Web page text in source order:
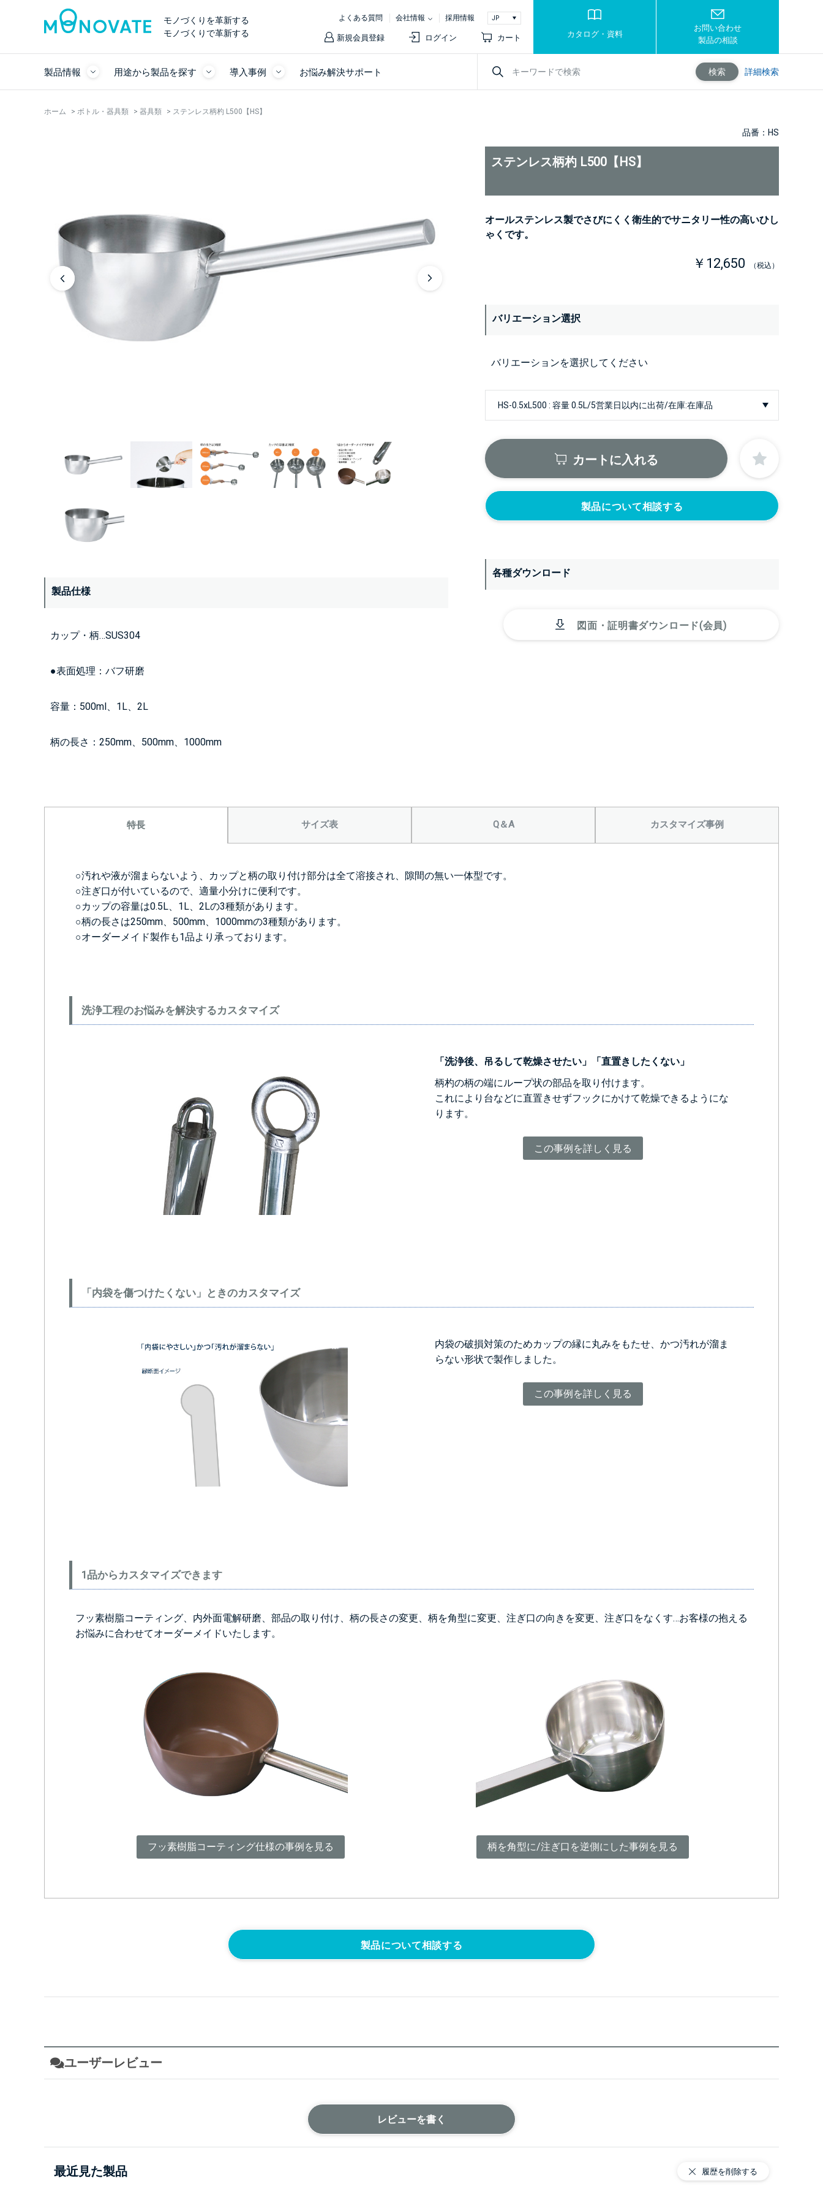
モノづくりを革新する
モノづくりで革新する
よくある質問 会社情報 採用情報
新規会員登録 ログイン カート カタログ・資料
お問い合わせ
製品の相談
製品情報 用途から製品を探す 導入事例 お悩み解決サポート 検索 詳細検索
ホーム > ボトル・器具類 > 器具類 > ステンレス柄杓 L500【HS】
製品仕様
カップ・柄…SUS304
●表面処理：バフ研磨
容量：500ml、1L、2L
柄の長さ：250mm、500mm、1000mm
品番：HS
ステンレス柄杓 L500【HS】
オールステンレス製でさびにくく衛生的でサニタリー性の高いひし
ゃくです。
￥12,650 （税込）
バリエーション選択
バリエーションを選択してください
カートに入れる
製品について相談する
各種ダウンロード
図面・証明書ダウンロード(会員)
特長 サイズ表 Q＆A カスタマイズ事例
○汚れや液が溜まらないよう、カップと柄の取り付け部分は全て溶接され、隙間の無い一体型です。
○注ぎ口が付いているので、適量小分けに便利です。
○カップの容量は0.5L、1L、2Lの3種類があります。
○柄の長さは250mm、500mm、1000mmの3種類があります。
○オーダーメイド製作も1品より承っております。
洗浄工程のお悩みを解決するカスタマイズ
「洗浄後、吊るして乾燥させたい」「直置きしたくない」
柄杓の柄の端にループ状の部品を取り付けます。
これにより台などに直置きせずフックにかけて乾燥できるようにな
ります。
この事例を詳しく見る
「内袋を傷つけたくない」ときのカスタマイズ
内袋の破損対策のためカップの縁に丸みをもたせ、かつ汚れが溜ま
らない形状で製作しました。
この事例を詳しく見る
1品からカスタマイズできます
フッ素樹脂コーティング、内外面電解研磨、部品の取り付け、柄の長さの変更、柄を角型に変更、注ぎ口の向きを変更、注ぎ口をなくす…お客様の抱える
お悩みに合わせてオーダーメイドいたします。
フッ素樹脂コーティング仕様の事例を見る 柄を角型に/注ぎ口を逆側にした事例を見る
製品について相談する
ユーザーレビュー
レビューを書く
最近見た製品 履歴を削除する